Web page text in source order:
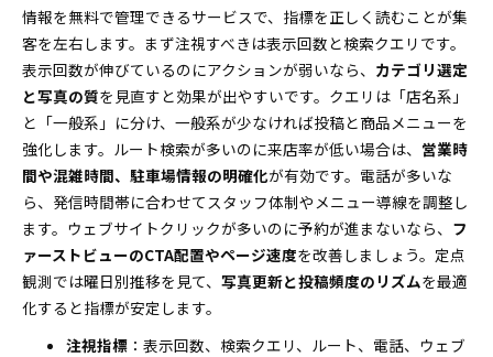
情報を無料で管理できるサービスで、指標を正しく読むことが集
客を左右します。まず注視すべきは表示回数と検索クエリです。
表示回数が伸びているのにアクションが弱いなら、 カテゴリ選定
と写真の質を見直すと効果が出やすいです。クエリは「店名系」
と「一般系」に分け、一般系が少なければ投稿と商品メニューを
強化します。ルート検索が多いのに来店率が低い場合は、 営業時
間や混雑時間、駐車場情報の明確化が有効です。電話が多いな
ら、発信時間帯に合わせてスタッフ体制やメニュー導線を調整し
ます。ウェブサイトクリックが多いのに予約が進まないなら、 フ
ァーストビューのCTA配置やページ速度を改善しましょう。定点
観測では曜日別推移を見て、 写真更新と投稿頻度のリズムを最適
化すると指標が安定します。
注視指標 ：表示回数、検索クエリ、ルート、電話、ウェブ